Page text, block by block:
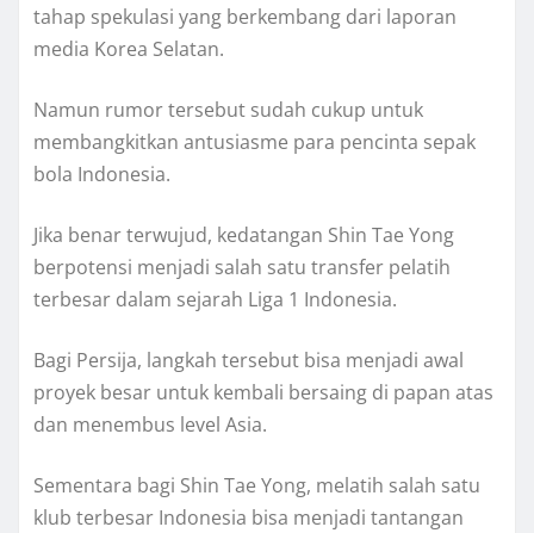
tahap spekulasi yang berkembang dari laporan
media Korea Selatan.
Namun rumor tersebut sudah cukup untuk
membangkitkan antusiasme para pencinta sepak
bola Indonesia.
Jika benar terwujud, kedatangan Shin Tae Yong
berpotensi menjadi salah satu transfer pelatih
terbesar dalam sejarah Liga 1 Indonesia.
Bagi Persija, langkah tersebut bisa menjadi awal
proyek besar untuk kembali bersaing di papan atas
dan menembus level Asia.
Sementara bagi Shin Tae Yong, melatih salah satu
klub terbesar Indonesia bisa menjadi tantangan